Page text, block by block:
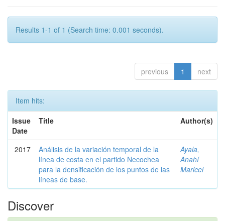
Results 1-1 of 1 (Search time: 0.001 seconds).
previous 1 next
Item hits:
Issue
Date
Title Author(s)
2017
Análisis de la variación temporal de la
línea de costa en el partido Necochea
para la densificación de los puntos de las
líneas de base.
Ayala,
Anahí
Maricel
Discover